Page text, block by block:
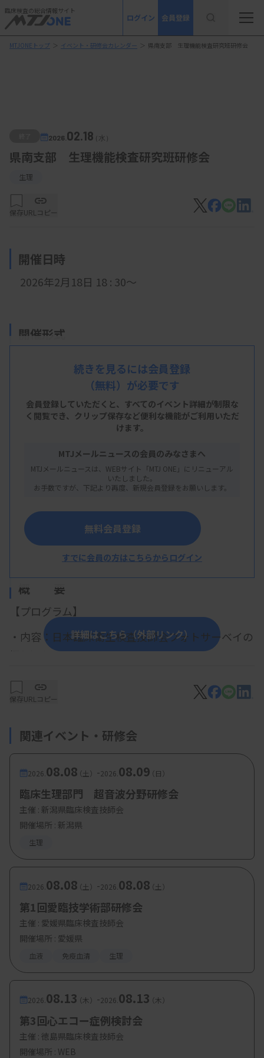
臨床検査の総合情報サイト
ログイン 会員登録
MTJONEトップ ＞ イベント・研修会カレンダー ＞ 県南支部 生理機能検査研究班研修会
2026. 02.18（水）
県南支部 生理機能検査研究班研修会
生理
保存URLコピー
開催日時
2026年2月18日 18 : 30～
開催形式
会 場
太田西ノ内病院 研修センター会議室１（５号館
主 催
福島県臨床検査技師会
概 要
【プログラム】
・内容：日本臨床衛生検査技師会フォトサーベイの
振り返り
・ペースメーカ：土田正孝技師（太田西ノ内病
・肺機能：齋藤紀恵技師（坪井病院）
・神経生理：品田佳位技師（
詳細はこちら（外部リンク）
続きを見るには会員登録
（無料）が必要です
会員登録していただくと、すべてのイベント詳細が制限な
く閲覧でき、 クリップ保存など便利な機能がご利用いただ
けます。
MTJメールニュースの会員のみなさまへ
MTJメールニュースは、WEBサイト「MTJ ONE」にリニューアル
いたしました。
お手数ですが、下記より再度、新規会員登録をお願いします。
無料会員登録
すでに会員の方はこちらからログイン
保存URLコピー
関連イベント・研修会
2026. 08.08（土） -2026. 08.09（日）
臨床生理部門 超音波分野研修会
主催 : 新潟県臨床検査技師会
開催場所 : 新潟県
生理
2026. 08.08（土） -2026. 08.08（土）
第1回愛臨技学術部研修会
主催 : 愛媛県臨床検査技師会
開催場所 : 愛媛県
血液 免疫血清 生理
2026. 08.13（木） -2026. 08.13（木）
第3回心エコー症例検討会
主催 : 徳島県臨床検査技師会
開催場所 : WEB